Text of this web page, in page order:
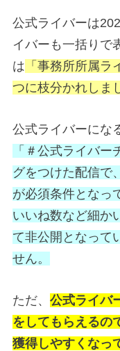
公式ライバーは
イバーも一括りで
は 「事務所所属
つに枝分かれしま
公式ライバーにな
「＃公式ライバ
グをつけた配信で
が必須条件となっ
いいね数など細か
て非公開となって
せん。
ただ、 公式ライバ
をしてもらえるの
獲得しやすくなっ